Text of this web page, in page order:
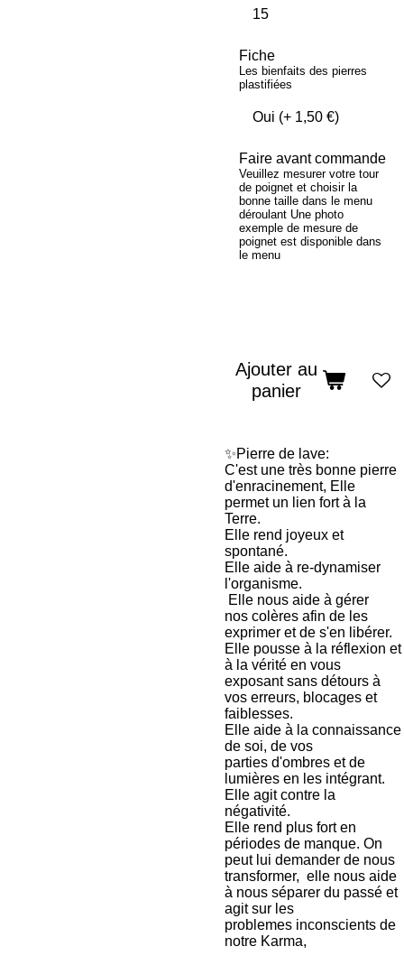
Fiche
Les bienfaits des pierres
plastifiées
Faire avant commande
Veuillez mesurer votre tour
de poignet et choisir la
bonne taille dans le menu
déroulant Une photo
exemple de mesure de
poignet est disponible dans
le menu
Ajouter au
panier
✨Pierre de lave:
C'est une très bonne pierre
d'enracinement, Elle
permet un lien fort à la
Terre.
Elle rend joyeux et
spontané.
Elle aide à re-dynamiser
l'organisme.
Elle nous aide à gérer
nos colères afin de les
exprimer et de s'en libérer.
Elle pousse à la réflexion et
à la vérité en vous
exposant sans détours à
vos erreurs, blocages et
faiblesses.
Elle aide à la connaissance
de soi, de vos
parties d'ombres et de
lumières en les intégrant.
Elle agit contre la
négativité.
Elle rend plus fort en
périodes de manque. On
peut lui demander de nous
transformer, elle nous aide
à nous séparer du passé et
agit sur les
problemes inconscients de
notre Karma,